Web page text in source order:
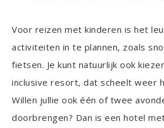
Voor reizen met kinderen is het
activiteiten in te plannen, zoals
fietsen. Je kunt natuurlijk ook
inclusive resort, dat scheelt weer
Willen jullie ook één of twee
doorbrengen? Dan is een hotel